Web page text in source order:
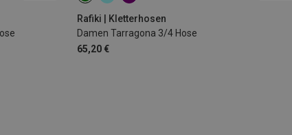
Rafiki | Kletterhosen
Damen Tarragona 3/4 Hose
65,20 €